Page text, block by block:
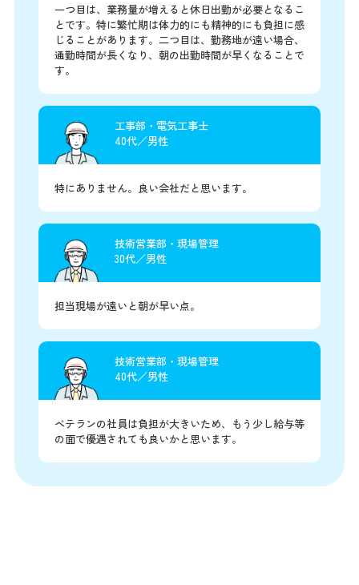
一つ目は、業務量が増えると休日出勤が必要となるこ
とです。特に繁忙期は体力的にも精神的にも負担に感
じることがあります。二つ目は、勤務地が遠い場合、
通勤時間が長くなり、朝の出勤時間が早くなることで
す。
工事部・電気工事士
40代／男性
特にありません。良い会社だと思います。
技術営業部・現場管理
30代／男性
担当現場が遠いと朝が早い点。
技術営業部・現場管理
40代／男性
ベテランの社員は負担が大きいため、もう少し給与等
の面で優遇されても良いかと思います。